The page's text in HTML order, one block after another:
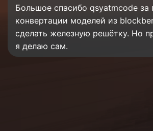
Большое спасибо qsyatmcode за
конвертации моделей из
сделать железную решётку. Но
я делаю сам.